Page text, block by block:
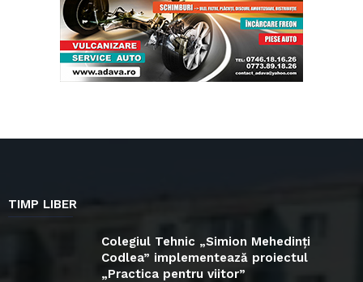
TIMP LIBER
Colegiul Tehnic „Simion Mehedinți
Codlea” implementează proiectul
„Practica pentru viitor”